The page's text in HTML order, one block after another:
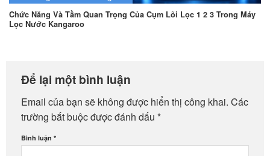
Chức Năng Và Tầm Quan Trọng Của Cụm Lõi Lọc 1 2 3 Trong Máy
Lọc Nước Kangaroo
Để lại một bình luận
Email của bạn sẽ không được hiển thị công khai. Các
trường bắt buộc được đánh dấu *
Bình luận *